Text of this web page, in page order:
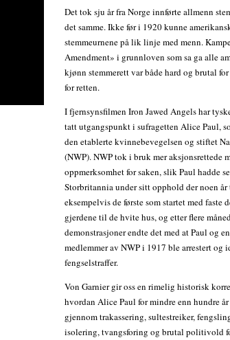
Det tok sju år fra Norge innførte allmenn
det samme. Ikke før i 1920 kunne
stemmeurnene på lik linje med menn.
Amendment» i grunnloven som sa ga alle
kjønn stemmerett var både hard og brutal
for retten.
I fjernsynsfilmen Iron Jawed Angels har
tatt utgangspunkt i sufragetten Alice Paul,
den etablerte kvinnebevegelsen og stiftet
(NWP). NWP tok i bruk mer aksjonsrettede
oppmerksomhet for saken, slik Paul hadde
Storbritannia under sitt opphold der noen
eksempelvis de første som startet med faste
gjerdene til de hvite hus, og etter flere
demonstrasjoner endte det med at Paul og
medlemmer av NWP i 1917 ble arrestert og
fengselstraffer.
Von Garnier gir oss en rimelig historisk
hvordan Alice Paul for mindre enn hundre
gjennom trakassering, sultestreiker,
isolering, tvangsforing og brutal politivold